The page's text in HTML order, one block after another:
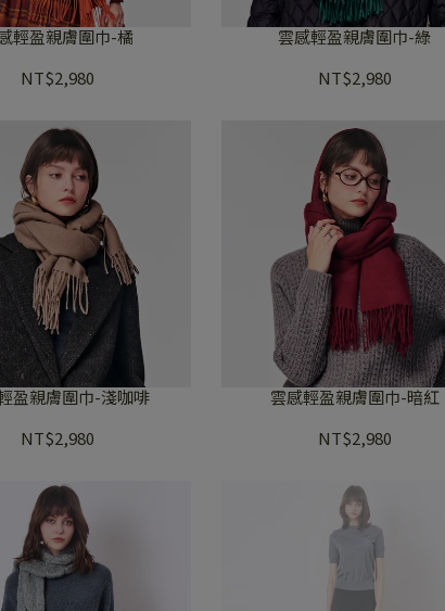
輕盈親膚圍巾-橘
NT$2,980
雲感輕盈親膚圍巾-綠
NT$2,980
盈親膚圍巾-淺咖啡
NT$2,980
雲感輕盈親膚圍巾-暗紅
NT$2,980